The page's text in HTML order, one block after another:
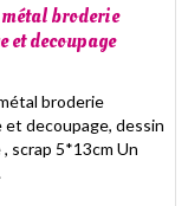
broderie
et decoupage
broderie
et decoupage, dessin
scrap 5*13cm Un